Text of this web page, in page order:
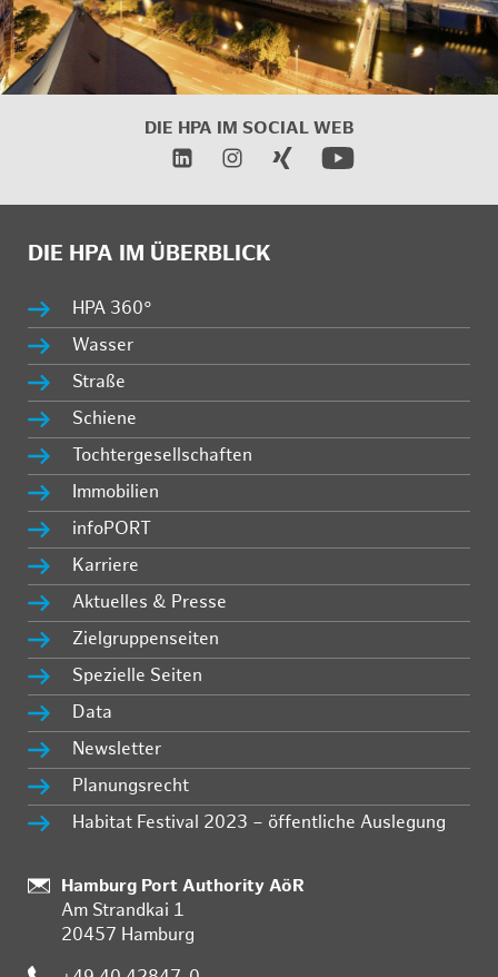
DIE HPA IM SOCIAL WEB
DIE HPA IM ÜBERBLICK
HPA 360°
Wasser
Straße
Schiene
Tochtergesellschaften
Immobilien
infoPORT
Karriere
Aktuelles & Presse
Zielgruppenseiten
Spezielle Seiten
Data
Newsletter
Planungsrecht
Habitat Festival 2023 – öffentliche Auslegung
Standort:
Hamburg Port Authority AöR
Am Strandkai 1
20457 Hamburg